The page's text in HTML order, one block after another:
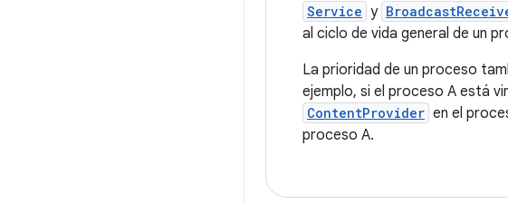
Service y
al ciclo de vida general de un
La prioridad de un proceso
ejemplo, si el proceso A está
ContentProvider en el
proceso A.